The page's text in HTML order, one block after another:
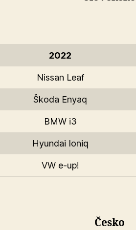
2022
Nissan Leaf
Škoda Enyaq
BMW i3
Hyundai Ioniq
VW e-up!
Česko